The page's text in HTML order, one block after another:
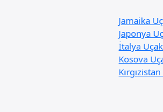
Jamaika
Japonya
İtalya
Kosova